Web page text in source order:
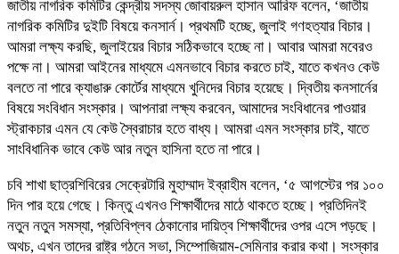
জাতীয় নাগরিক কমিটির কেন্দ্রীয় সদস্য জোবায়রুল হাসান আরিফ বলেন, ‘জাতীয়
নাগরিক কমিটির দুইটি বিষয়ে কনসার্ন। প্রথমটি হচ্ছে, জুলাই গণহত্যার বিচার।
আমরা লক্ষ্য করছি, জুলাইয়ের বিচার সঠিকভাবে হচ্ছে না। আবার আমরা মবেরও
পক্ষে না। আমরা আইনের মাধ্যমে এমনভাবে বিচার করতে চাই, যাতে কখনও কেউ
বলতে না পারে ক্যাঙারু কোর্টের মাধ্যমে খুনিদের বিচার হয়েছে। দ্বিতীয় কনসার্নের
বিষয়ে সংবিধান সংস্কার। আপনারা লক্ষ্য করবেন, আমাদের সংবিধানের পাওয়ার
স্ট্রাকচার এমন যে কেউ স্বৈরাচার হতে বাধ্য। আমরা এমন সংস্কার চাই, যাতে
সাংবিধানিক ভাবে কেউ আর নতুন হাসিনা হতে না পারে।
চবি শাখা ছাত্রশিবিরের সেক্রেটারি মুহাম্মাদ ইব্রাহীম বলেন, ‘৫ আগস্টের পর ১০০
দিন পার হয়ে গেছে। কিন্তু এখনও শিক্ষার্থীদের মাঠে থাকতে হচ্ছে। প্রতিদিনই
নতুন নতুন সমস্যা, প্রতিবিপ্লব ঠেকানোর দায়িত্ব শিক্ষার্থীদের ওপর এসে পড়ছে।
অথচ, এখন তাদের রাষ্ট্র গঠনে সভা, সিম্পোজিয়াম-সেমিনার করার কথা। সংস্কার